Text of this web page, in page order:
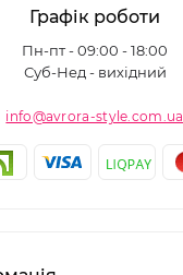
Графік роботи
Пн-пт - 09:00 - 18:00
Суб-Нед - вихідний
info@avrora-style.com.ua